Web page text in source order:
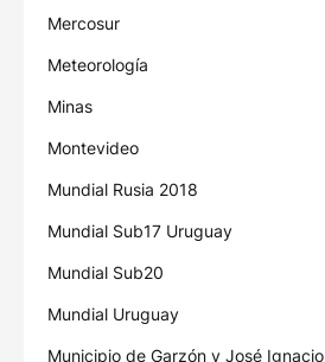
Mercosur
Meteorología
Minas
Montevideo
Mundial Rusia 2018
Mundial Sub17 Uruguay
Mundial Sub20
Mundial Uruguay
Municipio de Garzón y José Ignacio